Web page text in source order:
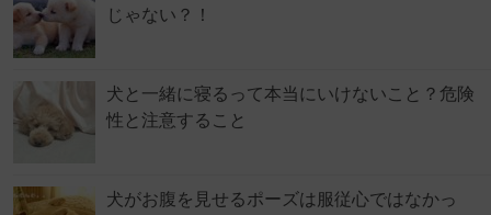
じゃない？！
犬と一緒に寝るって本当にいけないこと？危険
性と注意すること
犬がお腹を見せるポーズは服従心ではなかっ